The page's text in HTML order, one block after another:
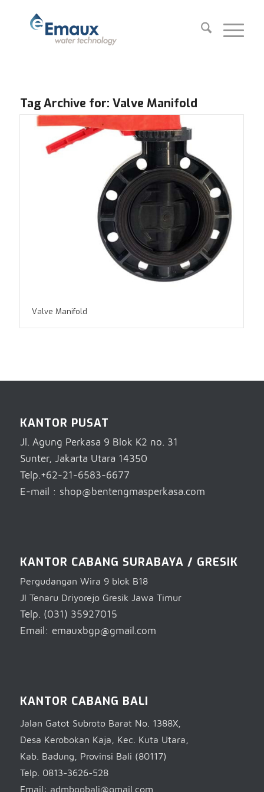
Tag Archive for: Valve Manifold
Valve Manifold
KANTOR PUSAT
Jl. Agung Perkasa 9 Blok K2 no. 31
Sunter, Jakarta Utara 14350
Telp.+62-21-6583-6677
E-mail : shop@bentengmasperkasa.com
KANTOR CABANG SURABAYA / GRESIK
Pergudangan Wira 9 blok B18
Jl Tenaru Driyorejo Gresik Jawa Timur
Telp. (031) 35927015
Email: emauxbgp@gmail.com
KANTOR CABANG BALI
Jalan Gatot Subroto Barat No. 1388X,
Desa Kerobokan Kaja, Kec. Kuta Utara,
Kab. Badung, Provinsi Bali (80117)
Telp. 0813-3626-528
Email: admbgpbali@gmail.com